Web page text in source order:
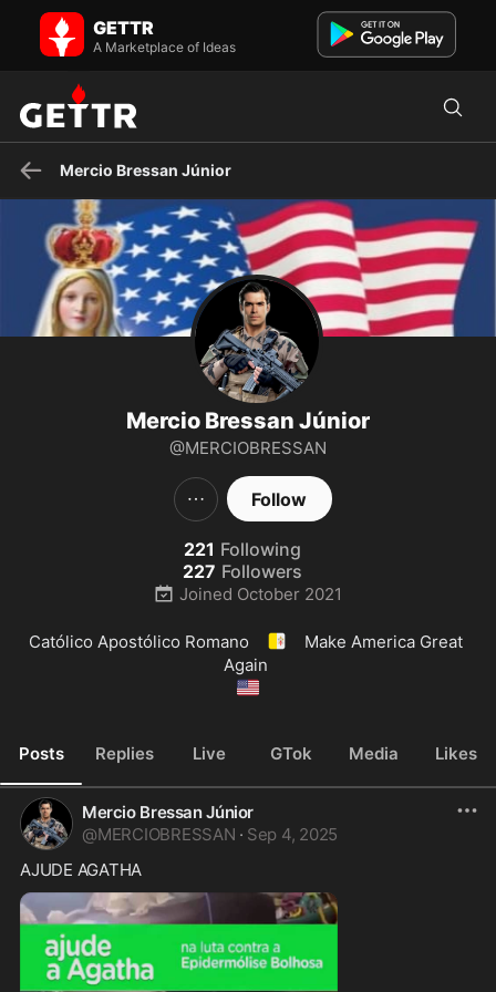
Mercio Bressan Júnior on GETTR - Profile and Posts
Católico Apostólico Romano 🇻🇦 Make America Great Again 🇺🇲
GETTR
A Marketplace of Ideas
Mercio Bressan Júnior
Mercio Bressan Júnior
@MERCIOBRESSAN
Follow
221 Following
227 Followers
Joined October 2021
Católico Apostólico Romano 🇻🇦
Make America Great
🇺🇲
Posts Replies Live GTok Media Likes
Mercio Bressan Júnior
@MERCIOBRESSAN · Sep 4, 2025
AJUDE AGATHA